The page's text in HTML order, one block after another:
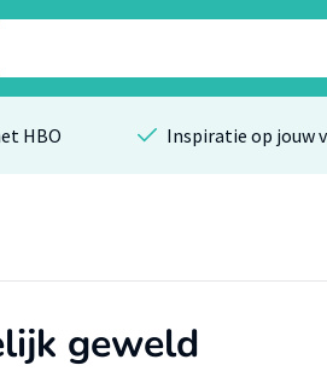
HBO Inspiratie op jouw
geweld